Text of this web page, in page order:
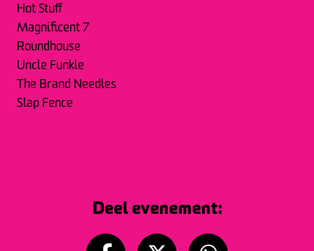
Hot Stuff
Magnificent 7
Roundhouse
Uncle Funkle
The Brand Needles
Slap Fence
Deel evenement: